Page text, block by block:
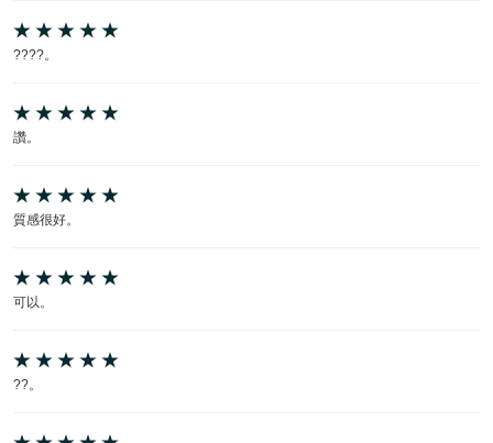
????。
讚。
質感很好。
可以。
??。